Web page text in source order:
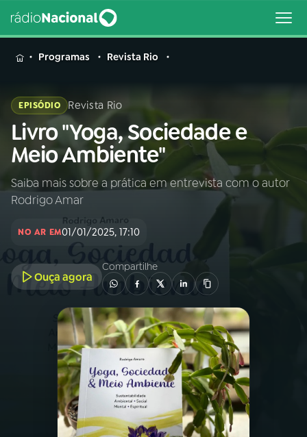
MENU
Buscar
na
Rádio
Nacional
Buscar
01 INÍCIO
PROGRAMAÇÃO
PROGRAMAS
PODCASTS
Programas Revista Rio
EPISÓDIO Revista Rio
Livro "Yoga, Sociedade e
Meio Ambiente"
Saiba mais sobre a prática em entrevista com o autor
Rodrigo Amar
NO AR EM01/01/2025, 17:10
Ouça agora
Compartilhe